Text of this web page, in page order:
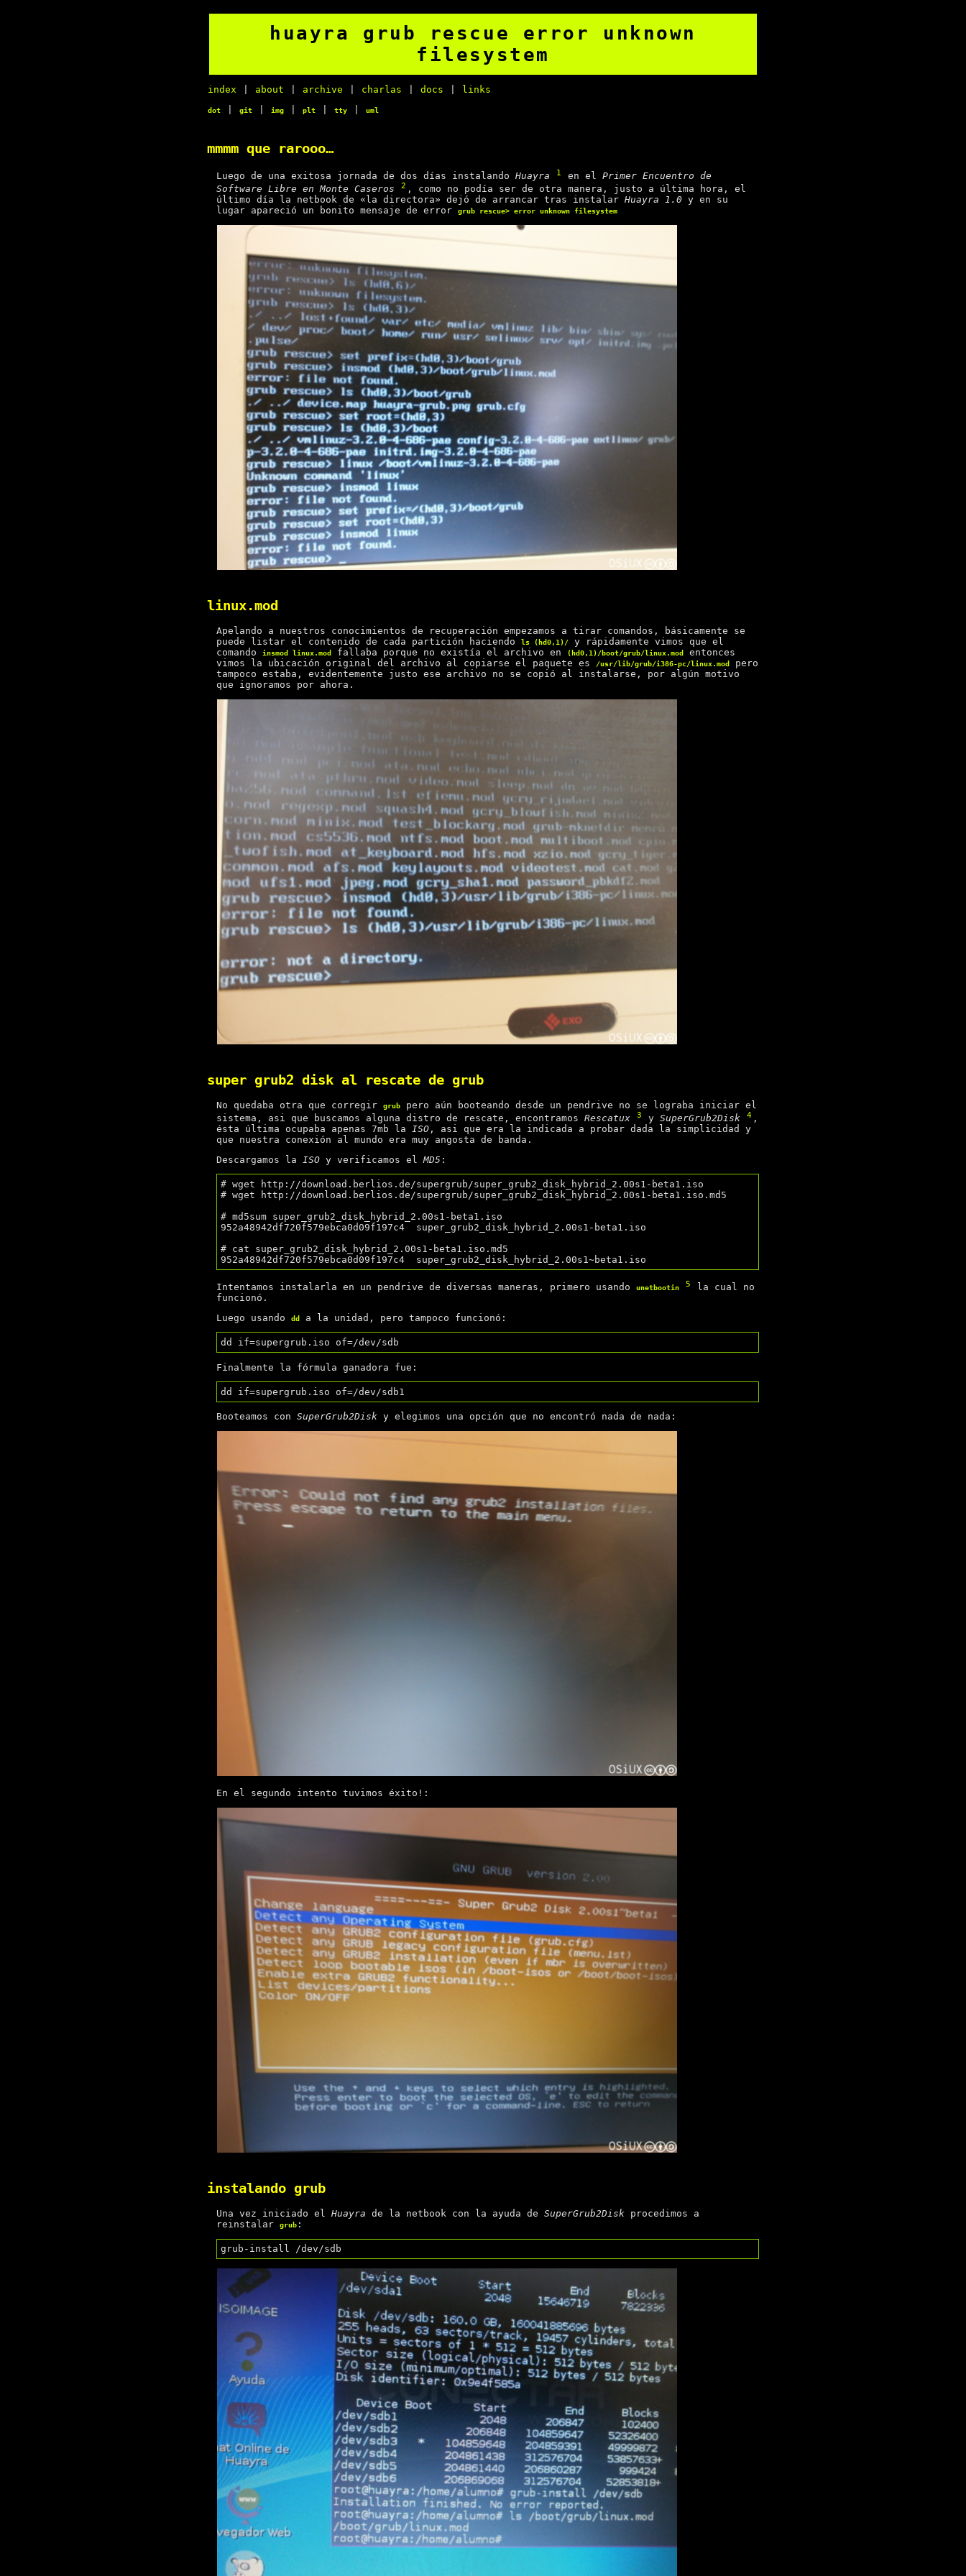
huayra grub rescue error unknown
filesystem
index about archive charlas docs links
dot git img plt tty uml
mmmm que rarooo…
Luego de una exitosa jornada de dos días instalando Huayra 1 en el Primer Encuentro de
Software Libre en Monte Caseros
2 , como no podía ser de otra manera, justo a última hora, el
último día la netbook de «la directora» dejó de arrancar tras instalar Huayra 1.0y en su
lugar apareció un bonito mensaje de error
grub rescue> error unknown filesystem
linux.mod
Apelando a nuestros conocimientos de recuperación empezamos a tirar comandos, básicamente se
puede listar el contenido de cada partición haciendo
ls (hd0,1)/y rápidamente vimos que el
comando
insmod linux.modfallaba porque no existía el archivo en (hd0,1)/boot/grub/linux.modentonces
vimos la ubicación original del archivo al copiarse el paquete es
/usr/lib/grub/i386-pc/linux.modpero
tampoco estaba, evidentemente justo ese archivo no se copió al instalarse, por algún motivo
que ignoramos por ahora.
super grub2 disk al rescate de grub
No quedaba otra que corregir grubpero aún booteando desde un pendrive no se lograba iniciar el
sistema, asi que buscamos alguna distro de rescate, encontramos Rescatux 3 y SuperGrub2Disk 4 ,
ésta última ocupaba apenas 7mb la
ISO, asi que era la indicada a probar dada la simplicidad y
que nuestra conexión al mundo era muy angosta de banda.
Descargamos la
ISOy verificamos el MD5 :
# wget http://download.berlios.de/supergrub/super_grub2_disk_hybrid_2.00s1-beta1.iso
# wget http://download.berlios.de/supergrub/super_grub2_disk_hybrid_2.00s1-beta1.iso.md5
# md5sum super_grub2_disk_hybrid_2.00s1-beta1.iso
952a48942df720f579ebca0d09f197c4  super_grub2_disk_hybrid_2.00s1-beta1.iso
# cat super_grub2_disk_hybrid_2.00s1-beta1.iso.md5
Intentamos instalarla en un pendrive de diversas maneras, primero usando unetbootin 5
la cual no
funcionó.
Luego usando
dda la unidad, pero tampoco funcionó:
Finalmente la fórmula ganadora fue:
Booteamos con SuperGrub2Disky elegimos una opción que no encontró nada de nada:
En el segundo intento tuvimos éxito!:
instalando grub
Una vez iniciado el Huayra de la netbook con la ayuda de SuperGrub2Diskprocedimos a
reinstalar
grub: